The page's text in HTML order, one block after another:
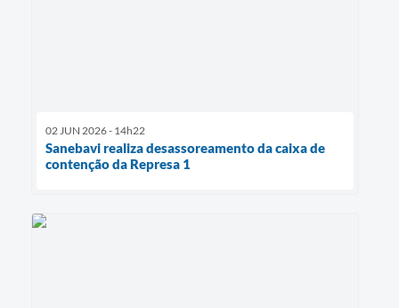
02 JUN 2026 - 14h22
Sanebavi realiza desassoreamento da caixa de
contenção da Represa 1